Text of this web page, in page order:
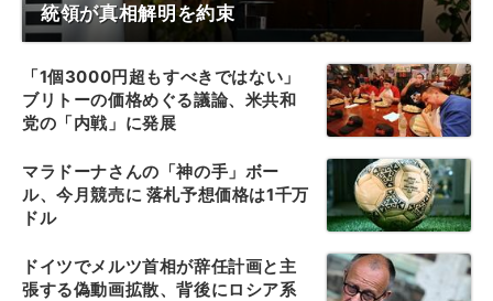
統領が真相解明を約束
「1個3000円超もすべきではない」
ブリトーの価格めぐる議論、米共和
党の「内戦」に発展
マラドーナさんの「神の手」ボー
ル、今月競売に 落札予想価格は1千万
ドル
ドイツでメルツ首相が辞任計画と主
張する偽動画拡散、背後にロシア系